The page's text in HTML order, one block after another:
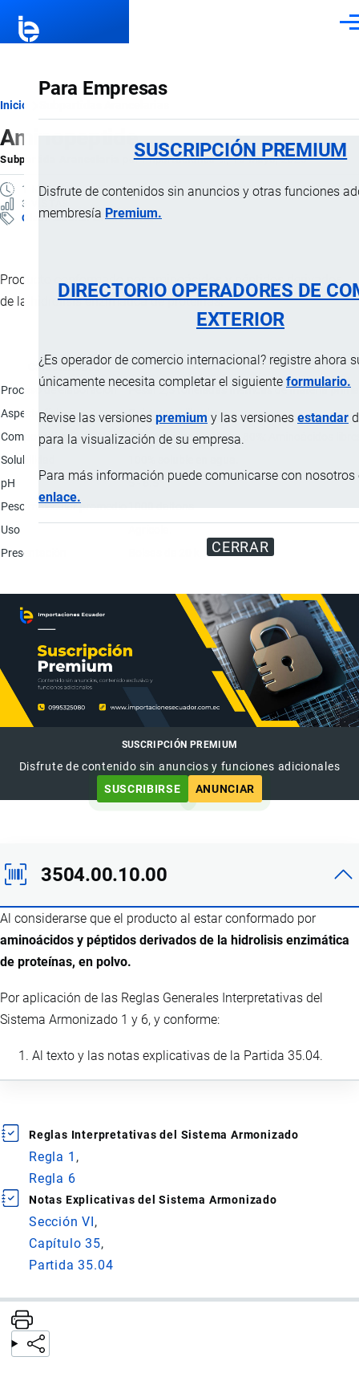
Para Empresas
SUSCRIPCIÓN PREMIUM
Disfrute de contenidos sin anuncios y otras funciones
membresía Premium.
DIRECTORIO OPERADORES DE
EXTERIOR
¿Es operador de comercio internacional? registre ahora
únicamente necesita completar el siguiente formulario.
Revise las versiones premium y las versiones estandar
para la visualización de su empresa.
Para más información puede comunicarse con nosotros
enlace.
CERRAR
Ruta
de
navegación
Inicio
Aminopeptide
Subpartida Arancelaria porImportaciones …, 10 Mayo, 2025
1 MINUTO
3 VISTAS
Clasificación Arancelaria
Producto conformado por aminoácidos y péptidos derivados
de la hidrolisis enzimática de proteínas.
Característica
Proceso de elaboración
Pesar 2,5 toneladas métricas de materia
Aspecto físico
Polvo amarillo claro.
Composición
Aminoácidos totales: > 80%; Aminoácidos
Solubilidad
pH
5 - 6.5
Peso molecular promedio
Uso
Presentación
Bolsas de 20 kg.
SUSCRIPCIÓN PREMIUM
Disfrute de contenido sin anuncios y funciones adicionales
SUSCRIBIRSE
ANUNCIAR
3504.00.10.00
Al considerarse que el producto al estar conformado por
aminoácidos y péptidos derivados de la hidrolisis enzimática
de proteínas, en polvo.
Por aplicación de las Reglas Generales Interpretativas del
Sistema Armonizado 1 y 6, y conforme:
Al texto y las notas explicativas de la Partida 35.04.
Reglas Interpretativas del Sistema Armonizado
Regla 1
Regla 6
Notas Explicativas del Sistema Armonizado
Sección VI
Capítulo 35
Partida 35.04